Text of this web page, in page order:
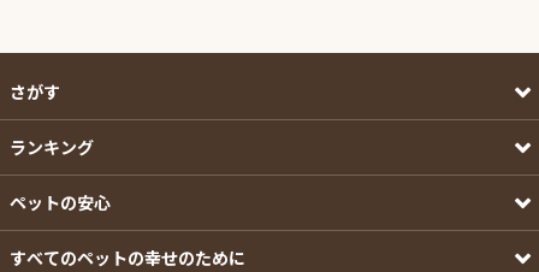
さがす
ランキング
ペットの安心
すべてのペットの幸せのために